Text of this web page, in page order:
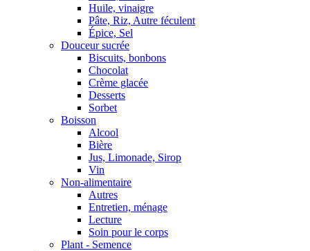
Huile, vinaigre
Pâte, Riz, Autre féculent
Épice, Sel
Douceur sucrée
Biscuits, bonbons
Chocolat
Crème glacée
Desserts
Sorbet
Boisson
Alcool
Bière
Jus, Limonade, Sirop
Vin
Non-alimentaire
Autres
Entretien, ménage
Lecture
Soin pour le corps
Plant - Semence